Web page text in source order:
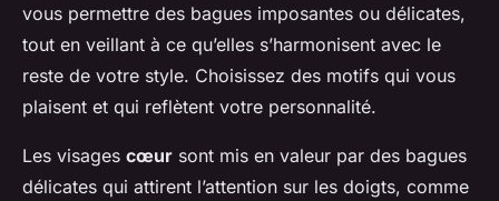
vous permettre des bagues imposantes ou délicates,
tout en veillant à ce qu’elles s’harmonisent avec le
reste de votre style. Choisissez des motifs qui vous
plaisent et qui reflètent votre personnalité.
Les visages cœur sont mis en valeur par des bagues
délicates qui attirent l’attention sur les doigts, comme